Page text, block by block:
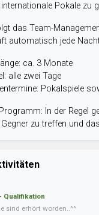
Pokale zu
das Team-
automatisch jede
ca. 3 Monate
alle zwei Tage
Pokalspiele
In der Regel
zu treffen und
Qualifikation
sind erhört worden..^^